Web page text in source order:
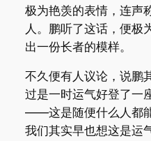
极为艳羡的表情，连声
人。鹏听了这话，便极
出一份长者的模样。
不久便有人议论，说鹏
过是一时运气好登了一
——这是随便什么人都
我们其实早也想这是运